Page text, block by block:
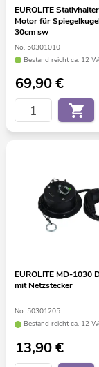
EUROLITE
Motor für
30cm sw
No. 50301010
Bestand reicht ca. 12
69,90€
EUROLITE MD-1030
mit Netzstecker
No. 50301205
Bestand reicht ca. 12
13,90€